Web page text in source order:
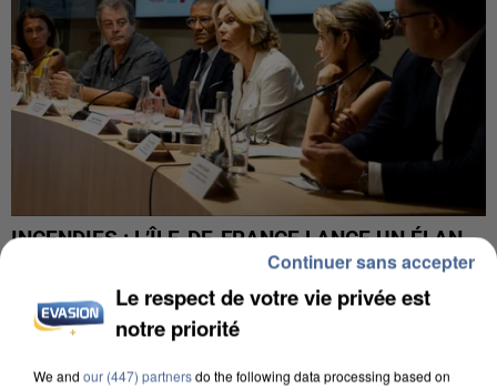
INCENDIES : L’ÎLE-DE-FRANCE LANCE UN ÉLAN
DE SOLIDARITÉ AVEC LES...
Le respect de votre vie privée est
notre priorité
We and our (447) partnersdo the following data processing based on
Continuer sans accepter